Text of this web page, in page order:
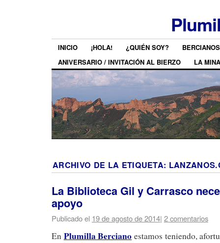
INICIO ¡HOLA! ¿QUIÉN SOY?
ANIVERSARIO / INVITACIÓN AL BIERZO
LA MINA
ARCHIVO DE LA ETIQUETA:
La Biblioteca Gil y Carrasco
apoyo
Publicado el 19 de agosto de 2014| 2 comentarios
En Plumilla Berciano estamos teniendo,